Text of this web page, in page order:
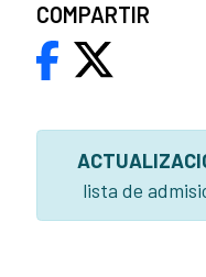
lista de
COMPARTIR